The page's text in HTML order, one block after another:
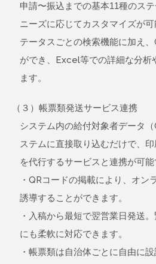
申請〜振込までの基本11種のス
ニーズに応じてカスタマイズが
テータスごとの検索機能に加え
ができ、Excel等での詳細な分析
ます。
（３）帳票類発送サービス連携
システム内の給付対象者データ
ステムに直接取り込むだけで、
を代行するサービスと連携が可能
・QRコードの掲載により、オン
誘導することができます。
・入稿から最短で翌営業日発送
にも柔軟に対応できます。
・帳票類は自治体ごとに自由に